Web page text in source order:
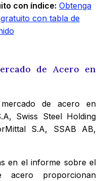
con índice: Obtenga
con tabla de
de Acero en
de acero en
Swiss Steel Holding
S.A, SSAB AB,
en el informe sobre el
acero proporcionan